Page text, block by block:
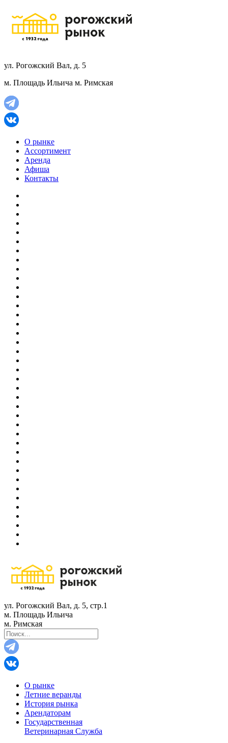
ул. Рогожский Вал, д. 5
м. Площадь Ильича м. Римская
О рынке
Ассортимент
Аренда
Афиша
Контакты
ул. Рогожский Вал, д. 5, стр.1
м. Площадь Ильича
м. Римская
О рынке
Летние веранды
История рынка
Арендаторам
Государственная
Ветеринарная Служба